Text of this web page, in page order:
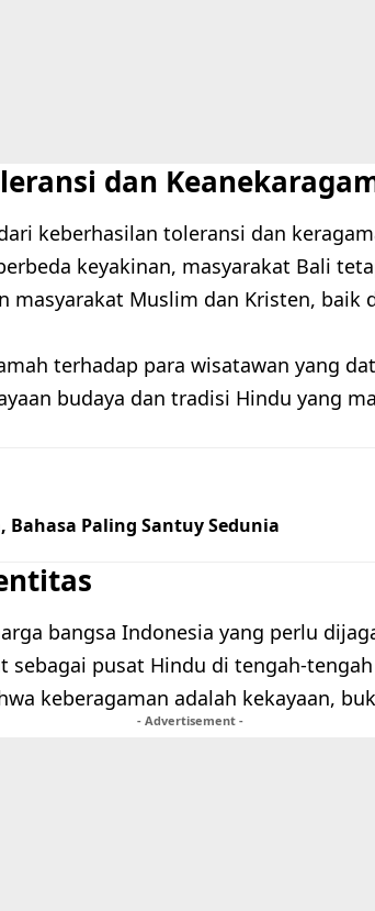
dan
keberhasilan toleransi dan
keyakinan, masyarakat Bali
masyarakat Muslim dan Kristen, baik
terhadap para wisatawan yang
budaya dan tradisi Hindu yang
Bahasa Paling Santuy Sedunia
bangsa Indonesia yang perlu
sebagai pusat Hindu di tengah-
keberagaman adalah kekayaan,
- Advertisement -